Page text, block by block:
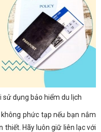
dụng bảo hiểm du lịch
phức tạp nếu bạn nắm
thiết. Hãy luôn giữ liên lạc với